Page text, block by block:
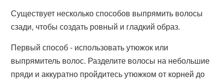
Существует несколько способов выпрямить волосы
сзади, чтобы создать ровный и гладкий образ.
Первый способ - использовать утюжок или
выпрямитель волос. Разделите волосы на небольшие
пряди и аккуратно пройдитесь утюжком от корней до